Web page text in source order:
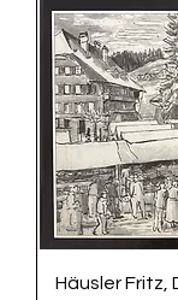
Häusler Fritz,